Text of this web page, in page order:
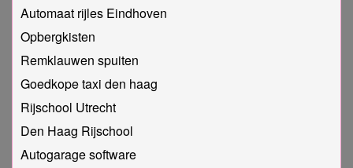
Automaat rijles Eindhoven
Opbergkisten
Remklauwen spuiten
Goedkope taxi den haag
Rijschool Utrecht
Den Haag Rijschool
Autogarage software